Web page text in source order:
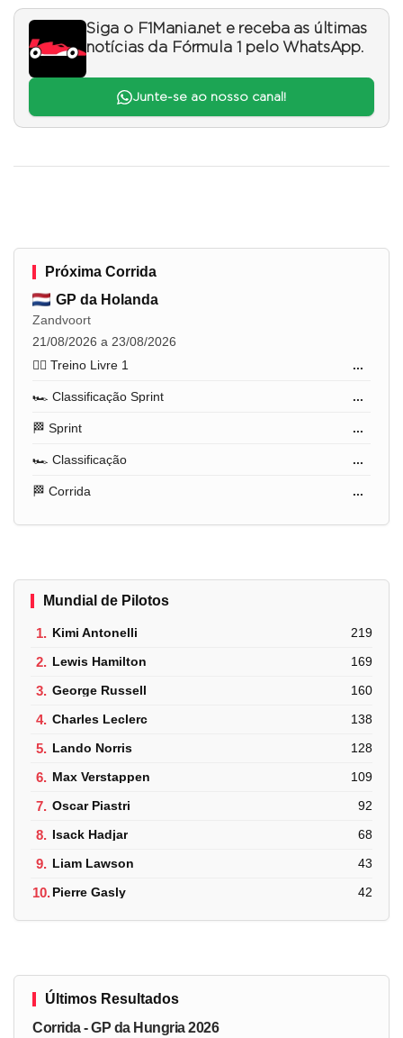
Siga o F1Mania.net e receba as últimas
notícias da Fórmula 1 pelo WhatsApp.
Junte-se ao nosso canal!
Próxima Corrida
GP da Holanda
Zandvoort
21/08/2026 a 23/08/2026
🏋️‍♂️ Treino Livre 1
...
🏎️ Classificação Sprint ...
🏁 Sprint ...
🏎️ Classificação ...
🏁 Corrida ...
Mundial de Pilotos
1. Kimi Antonelli 219
2. Lewis Hamilton 169
3. George Russell 160
4. Charles Leclerc 138
5. Lando Norris 128
6. Max Verstappen 109
7. Oscar Piastri 92
8. Isack Hadjar 68
9. Liam Lawson 43
10.Pierre Gasly 42
Últimos Resultados
Corrida - GP da Hungria 2026